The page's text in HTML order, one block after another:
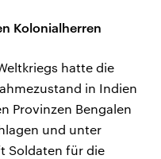
Kolonialherren
hatte die
in Indien
Provinzen Bengalen
und unter
Soldaten für die